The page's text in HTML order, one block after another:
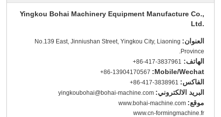
Yingkou Bohai Machinery Equipment Manufacture Co.,
Ltd.
العنوان: No.139 East, Jinniushan Street, Yingkou City, Liaoning
Province.
الهاتف: +86-417-3837961
Mobile/Wechat:
+86-13904170567
الفاكس: +86-417-3838961
البريد الالكتروني: yingkoubohai@bohai-machine.com
موقع: www.bohai-machine.com
www.cn-formingmachine.fr